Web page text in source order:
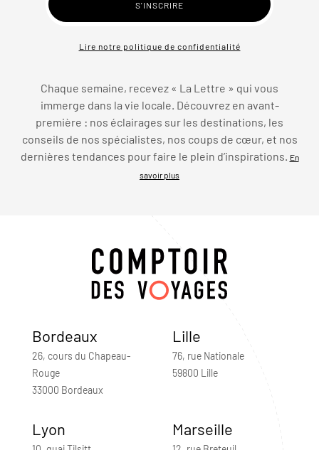
Lire notre politique de confidentialité
Chaque semaine, recevez « La Lettre » qui vous
immerge dans la vie locale. Découvrez en avant-
première : nos éclairages sur les destinations, les
conseils de nos spécialistes, nos coups de cœur, et nos
dernières tendances pour faire le plein d’inspirations. En
savoir plus
Bordeaux
26, cours du Chapeau-
Rouge
33000 Bordeaux
Lille
76, rue Nationale
59800 Lille
Lyon Marseille